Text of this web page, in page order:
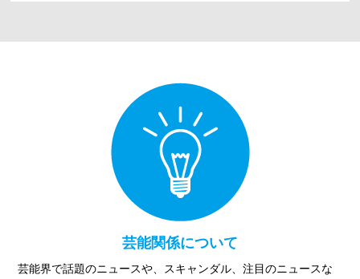
芸能関係について
芸能界で話題のニュースや、スキャンダル、注目のニュースな